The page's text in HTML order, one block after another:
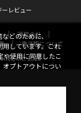
ーレビュー
運営会社
電子版について
Inc. 2026
どのために、
用しています。これ
や使用に同意したこ
オプトアウトについ